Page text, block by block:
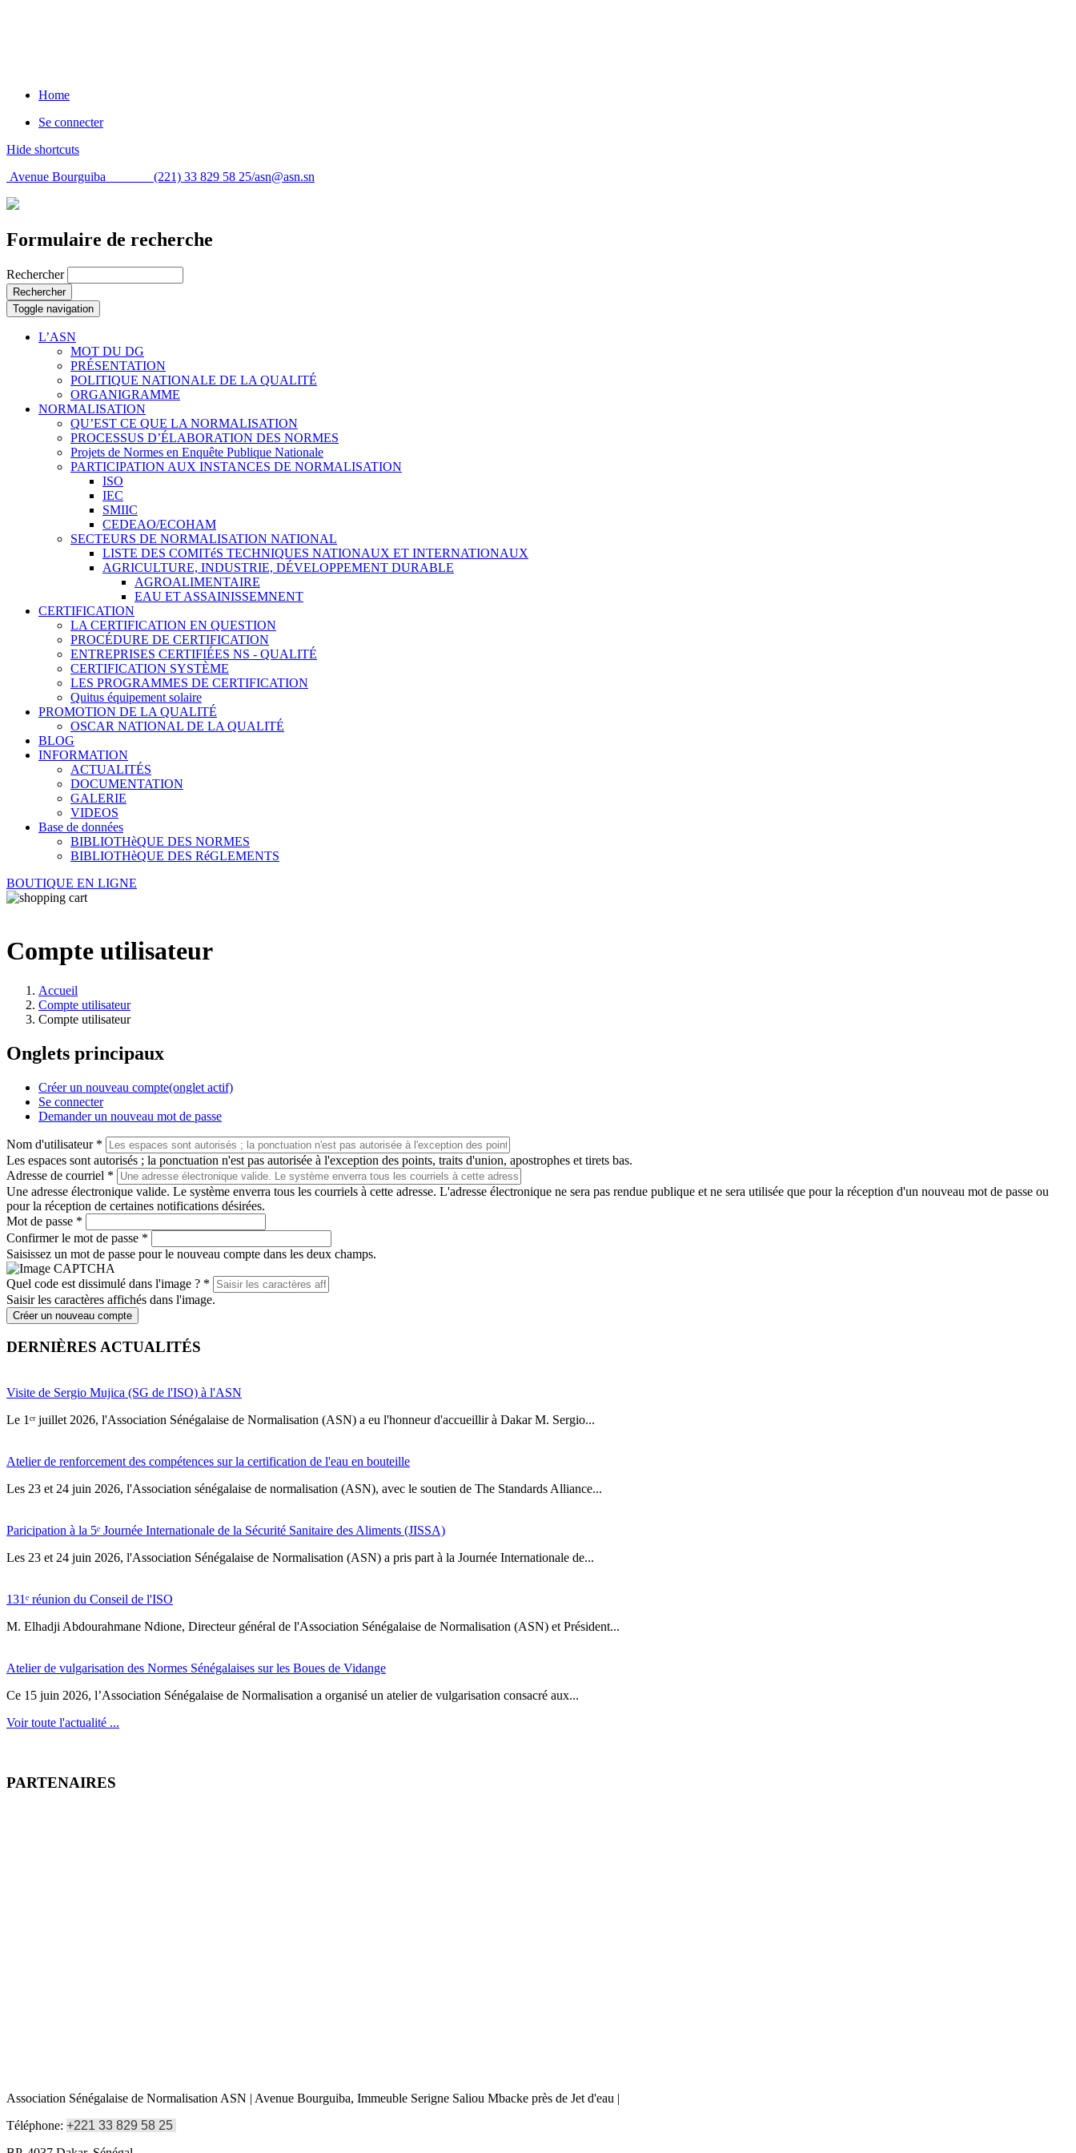
Home
Se connecter
Hide shortcuts
Avenue Bourguiba (221) 33 829 58 25/asn@asn.sn
Formulaire de recherche
Rechercher
Rechercher
Toggle navigation
L’ASN
MOT DU DG
PRÉSENTATION
POLITIQUE NATIONALE DE LA QUALITÉ
ORGANIGRAMME
NORMALISATION
QU’EST CE QUE LA NORMALISATION
PROCESSUS D’ÉLABORATION DES NORMES
Projets de Normes en Enquête Publique Nationale
PARTICIPATION AUX INSTANCES DE NORMALISATION
ISO
IEC
SMIIC
CEDEAO/ECOHAM
SECTEURS DE NORMALISATION NATIONAL
LISTE DES COMITéS TECHNIQUES NATIONAUX ET INTERNATIONAUX
AGRICULTURE, INDUSTRIE, DÉVELOPPEMENT DURABLE
AGROALIMENTAIRE
EAU ET ASSAINISSEMNENT
CERTIFICATION
LA CERTIFICATION EN QUESTION
PROCÉDURE DE CERTIFICATION
ENTREPRISES CERTIFIÉES NS - QUALITÉ
CERTIFICATION SYSTÈME
LES PROGRAMMES DE CERTIFICATION
Quitus équipement solaire
PROMOTION DE LA QUALITÉ
OSCAR NATIONAL DE LA QUALITÉ
BLOG
INFORMATION
ACTUALITÉS
DOCUMENTATION
GALERIE
VIDEOS
Base de données
BIBLIOTHèQUE DES NORMES
BIBLIOTHèQUE DES RéGLEMENTS
BOUTIQUE EN LIGNE
Compte utilisateur
Accueil
Compte utilisateur
Compte utilisateur
Onglets principaux
Créer un nouveau compte(onglet actif)
Se connecter
Demander un nouveau mot de passe
Nom d'utilisateur *
Les espaces sont autorisés ; la ponctuation n'est pas autorisée à l'exception des points, traits d'union, apostrophes et tirets bas.
Adresse de courriel *
Une adresse électronique valide. Le système enverra tous les courriels à cette adresse. L'adresse électronique ne sera pas rendue publique et ne sera utilisée que pour la réception d'un nouveau mot de passe ou
pour la réception de certaines notifications désirées.
Mot de passe *
Confirmer le mot de passe *
Saisissez un mot de passe pour le nouveau compte dans les deux champs.
Quel code est dissimulé dans l'image ? *
Saisir les caractères affichés dans l'image.
Créer un nouveau compte
DERNIÈRES ACTUALITÉS
Visite de Sergio Mujica (SG de l'ISO) à l'ASN
Le 1ᵉʳ juillet 2026, l'Association Sénégalaise de Normalisation (ASN) a eu l'honneur d'accueillir à Dakar M. Sergio...
Atelier de renforcement des compétences sur la certification de l'eau en bouteille
Les 23 et 24 juin 2026, l'Association sénégalaise de normalisation (ASN), avec le soutien de The Standards Alliance...
Paricipation à la 5ᵉ Journée Internationale de la Sécurité Sanitaire des Aliments (JISSA)
‎Les 23 et 24 juin 2026, l'Association Sénégalaise de Normalisation (ASN) a pris part à la Journée Internationale de...
131ᵉ réunion du Conseil de l'ISO
M. Elhadji Abdourahmane Ndione, Directeur général de l'Association Sénégalaise de Normalisation (ASN) et Président...
Atelier de vulgarisation des Normes Sénégalaises sur les Boues de Vidange
Ce 15 juin 2026, l’Association Sénégalaise de Normalisation a organisé un atelier de vulgarisation consacré aux...
Voir toute l'actualité ...
PARTENAIRES
Association Sénégalaise de Normalisation ASN | Avenue Bourguiba, Immeuble Serigne Saliou Mbacke près de Jet d'eau |
Téléphone: +221 33 829 58 25